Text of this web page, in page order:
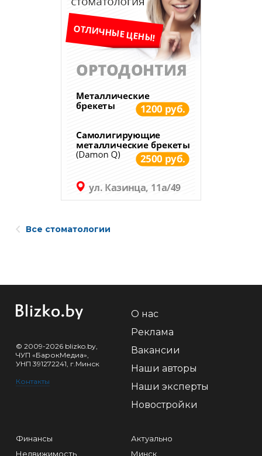
Все стоматологии
© 2009-2026 blizko.by,
ЧУП «БарокМедиа»,
УНП 391272241, г.Минск
Контакты
О нас
Реклама
Вакансии
Наши авторы
Наши эксперты
Новостройки
Финансы
Недвижимость
Актуально
Минск